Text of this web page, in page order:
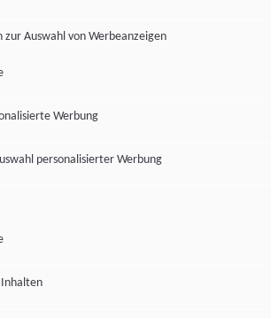
Auswahl von Werbeanzeigen
Werbung
personalisierter Werbung
Inhalten